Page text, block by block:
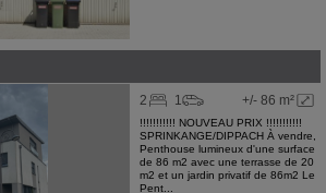
+/- 86 m²
2 1
!!!!!!!!!!! NOUVEAU PRIX !!!!!!!!!!!
SPRINKANGE/DIPPACH À vendre,
Penthouse lumineux d'une surface
de 86 m2 avec une terrasse de 20
m2 et un jardin privatif de 86m2 Le
Pent...